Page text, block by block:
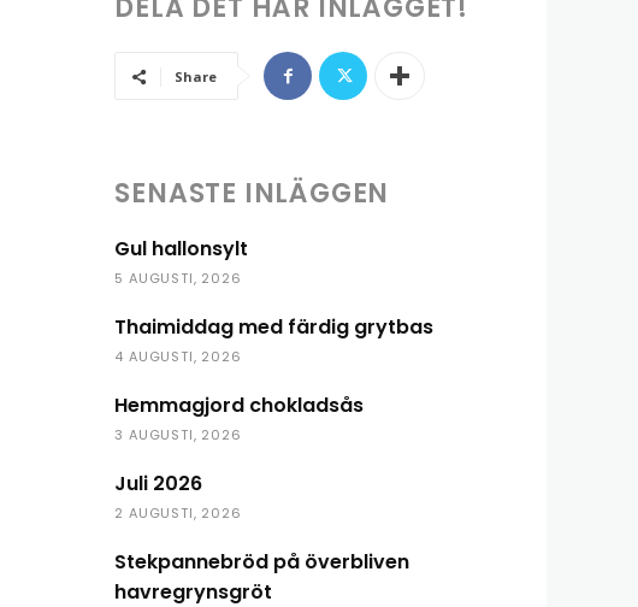
DELA DET HÄR INLÄGGET!
Share
SENASTE INLÄGGEN
Gul hallonsylt
5 AUGUSTI, 2026
Thaimiddag med färdig grytbas
4 AUGUSTI, 2026
Hemmagjord chokladsås
3 AUGUSTI, 2026
Juli 2026
2 AUGUSTI, 2026
Stekpannebröd på överbliven
havregrynsgröt